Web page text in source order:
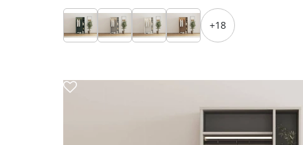
+18